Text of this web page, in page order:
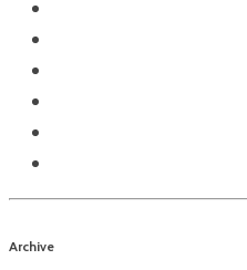
Archive